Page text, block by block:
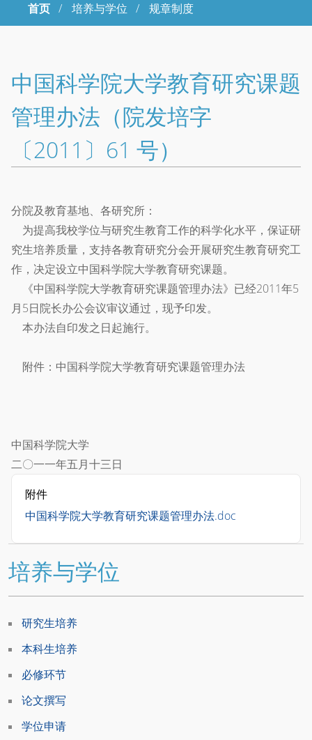
首页 / 培养与学位 / 规章制度
中国科学院大学教育研究课题
管理办法（院发培字
〔2011〕61 号）
分院及教育基地、各研究所：
为提高我校学位与研究生教育工作的科学化水平，保证研
究生培养质量，支持各教育研究分会开展研究生教育研究工
作，决定设立中国科学院大学教育研究课题。
《中国科学院大学教育研究课题管理办法》已经2011年5
月5日院长办公会议审议通过，现予印发。
本办法自印发之日起施行。
附件：中国科学院大学教育研究课题管理办法
中国科学院大学
二〇一一年五月十三日
附件
中国科学院大学教育研究课题管理办法.doc
培养与学位
研究生培养
本科生培养
必修环节
论文撰写
学位申请